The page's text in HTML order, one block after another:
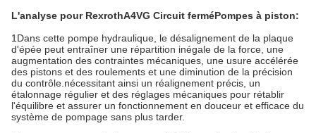
L'analyse pour RexrothA4VG Circuit ferméPompes à piston:
1Dans cette pompe hydraulique, le désalignement de la plaque
d'épée peut entraîner une répartition inégale de la force, une
augmentation des contraintes mécaniques, une usure accélérée
des pistons et des roulements et une diminution de la précision
du contrôle.nécessitant ainsi un réalignement précis, un
étalonnage régulier et des réglages mécaniques pour rétablir
l'équilibre et assurer un fonctionnement en douceur et efficace du
système de pompage sans plus tarder.